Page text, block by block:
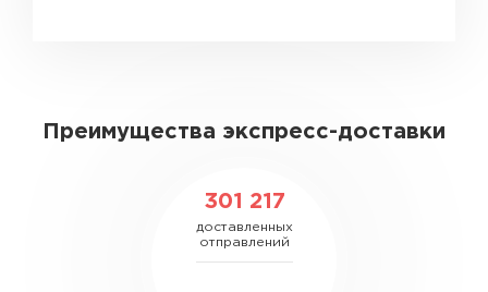
Преимущества экспресс-доставки
301 217
доставленных
отправлений